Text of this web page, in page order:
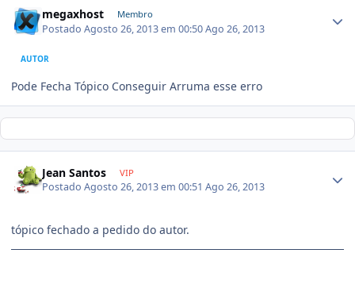
megaxhost Membro
PostadoAgosto 26, 2013 em 00:50Ago 26, 2013
AUTOR
Pode Fecha Tópico Conseguir Arruma esse erro
Jean Santos VIP
PostadoAgosto 26, 2013 em 00:51Ago 26, 2013
tópico fechado a pedido do autor.